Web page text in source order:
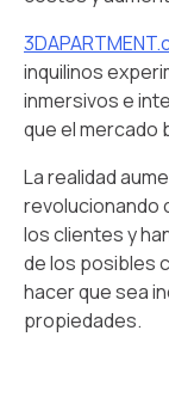
inquilinos
inmersivos e
que el mercado
La realidad
revolucionando
los clientes y
de los posibles
hacer que sea
propiedades.